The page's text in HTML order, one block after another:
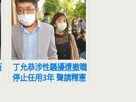
丁允恭涉性騷擾遭撤職
停止任用3年 聲請釋憲